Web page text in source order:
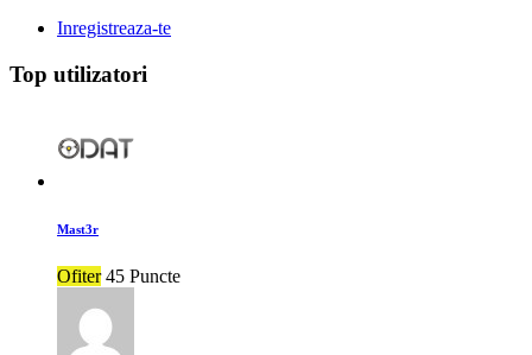
Inregistreaza-te
Top utilizatori
Mast3r
Ofiter 45 Puncte